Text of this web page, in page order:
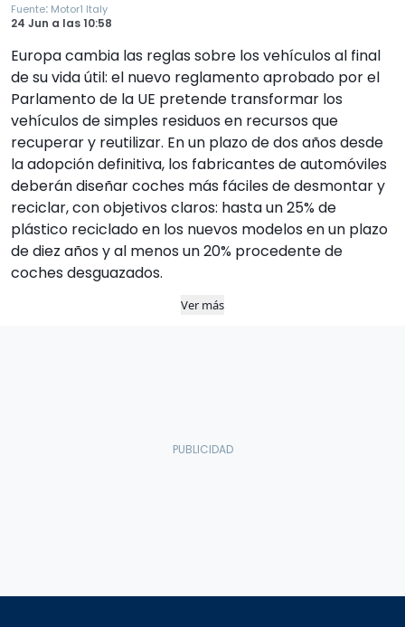
Fuente: Motor1 Italy
24 Jun a las10:58
Europa cambia las reglas sobre los vehículos al final
de su vida útil: el nuevo reglamento aprobado por el
Parlamento de la UE pretende transformar los
vehículos de simples residuos en recursos que
recuperar y reutilizar. En un plazo de dos años desde
la adopción definitiva, los fabricantes de automóviles
deberán diseñar coches más fáciles de desmontar y
reciclar, con objetivos claros: hasta un 25% de
plástico reciclado en los nuevos modelos en un plazo
de diez años y al menos un 20% procedente de
coches desguazados.
Ver más